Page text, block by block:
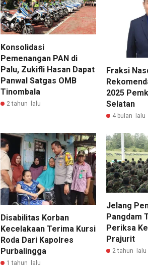
Konsolidasi
Pemenangan PAN di
Palu, Zukifli Hasan Dapat
Panwal Satgas OMB
Tinombala
2 tahun lalu
Fraksi
2025
Selatan
4 bulan lalu
Disabilitas Korban
Kecelakaan Terima Kursi
Roda Dari Kapolres
Purbalingga
1 tahun lalu
Jelang
Pangdam
Periksa
Prajurit
2 tahun lalu